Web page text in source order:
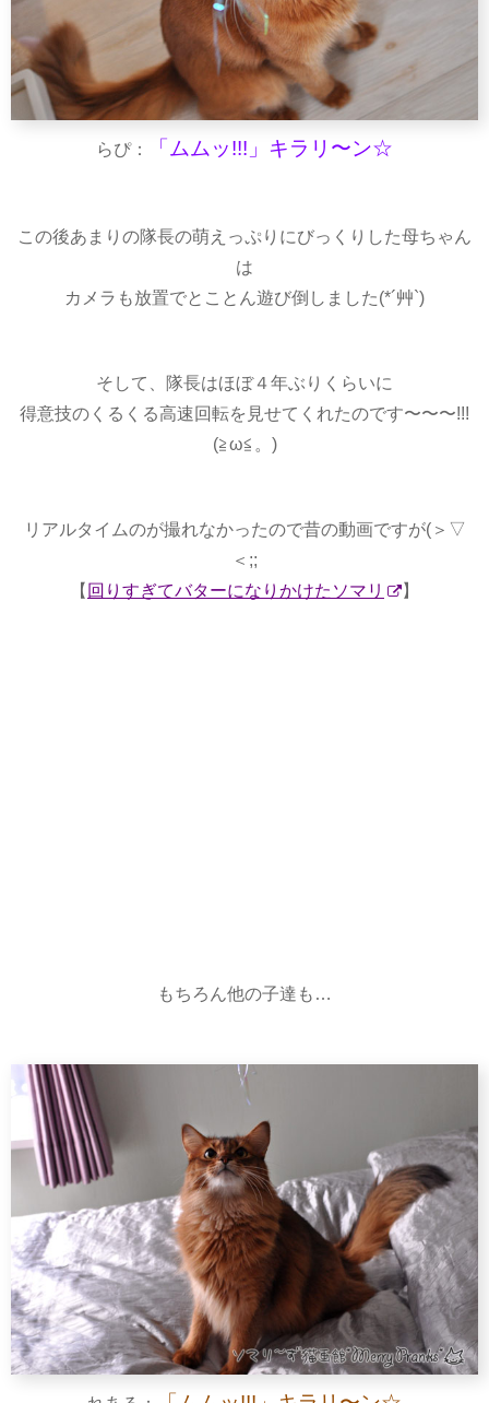
らぴ： 「ムムッ!!!」キラリ〜ン☆
この後あまりの隊長の萌えっぷりにびっくりした母ちゃん
は
カメラも放置でとことん遊び倒しました(*´艸`)
そして、隊長はほぼ４年ぶりくらいに
得意技のくるくる高速回転を見せてくれたのです〜〜〜!!!
(≧ω≦。)
リアルタイムのが撮れなかったので昔の動画ですが(＞▽
＜;;
【 回りすぎてバターになりかけたソマリ 】
もちろん他の子達も…